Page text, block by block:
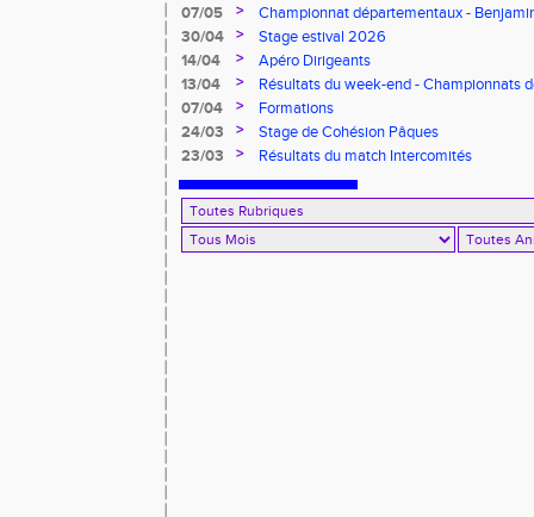
07/05
>
Championnat départementaux -
30/04
>
Stage estival 2026
14/04
>
Apéro Dirigeants
13/04
>
Résultats du week-end - Championnats
Benjamins/Minimes - EO Adultes
07/04 >
Formations
24/03
>
Stage de Cohésion Pâques
23/03
> Résultats du match Intercomités